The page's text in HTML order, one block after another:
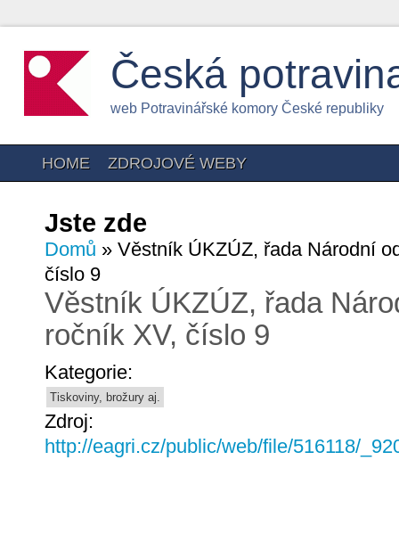
Česká
web Potravinářské komory České republiky
HOME ZDROJOVÉ WEBY
Jste zde
Domů » Věstník ÚKZÚZ, řada Národní
číslo 9
Věstník ÚKZÚZ, řada
ročník XV, číslo 9
Kategorie:
Tiskoviny, brožury aj.
Zdroj:
http://eagri.cz/public/web/file/516118/